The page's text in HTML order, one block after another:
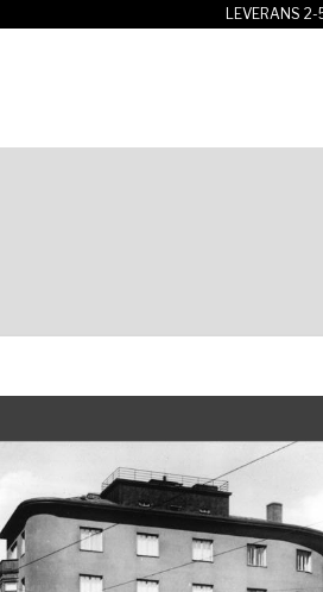
LEVERANS 2-